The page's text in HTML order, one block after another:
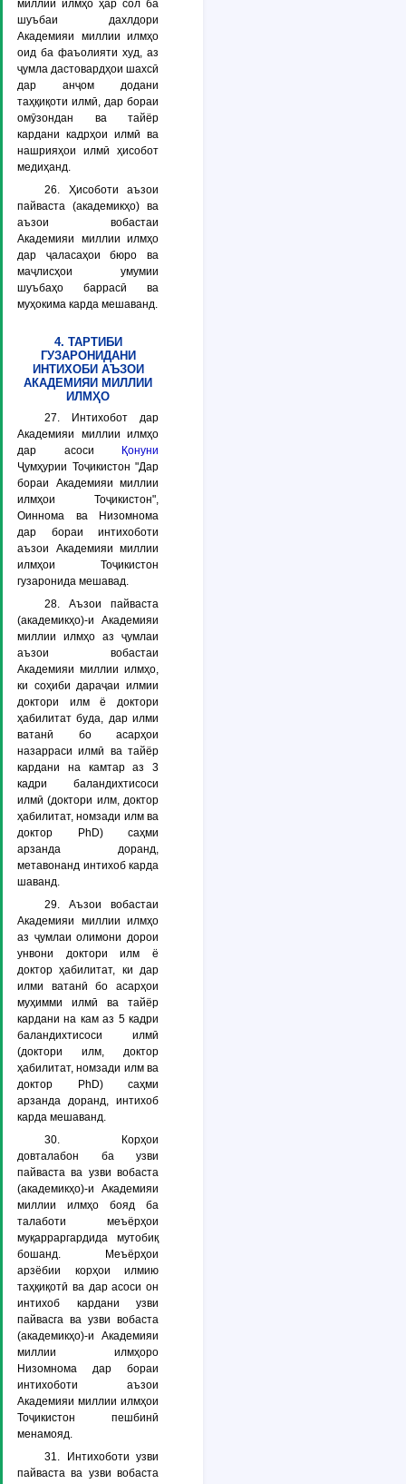
миллии илмҳо ҳар сол ба
шуъбаи дахлдори
Академияи миллии илмҳо
оид ба фаъолияти худ, аз
ҷумла дастовардҳои шахсӣ
дар анҷом додани
таҳқиқоти илмӣ, дар бораи
омӯзондан ва тайёр
кардани кадрҳои илмӣ ва
нашрияҳои илмӣ ҳисобот
медиҳанд.
26. Ҳисоботи аъзои
пайваста (академикҳо) ва
аъзои вобастаи
Академияи миллии илмҳо
дар ҷаласаҳои бюро ва
маҷлисҳои умумии
шуъбаҳо баррасӣ ва
муҳокима карда мешаванд.
4. ТАРТИБИ
ГУЗАРОНИДАНИ
ИНТИХОБИ АЪЗОИ
АКАДЕМИЯИ МИЛЛИИ
ИЛМҲО
27. Интихобот дар
Академияи миллии илмҳо
дар асоси
Қонуни
Ҷумҳурии Тоҷикистон "Дар
бораи Академияи миллии
илмҳои Тоҷикистон",
Оиннома ва Низомнома
дар бораи интихоботи
аъзои Академияи миллии
илмҳои Тоҷикистон
гузаронида мешавад.
28. Аъзои пайваста
(академикҳо)-и Академияи
миллии илмҳо аз ҷумлаи
аъзои вобастаи
Академияи миллии илмҳо,
ки соҳиби дараҷаи илмии
доктори илм ё доктори
ҳабилитат буда, дар илми
ватанӣ бо асарҳои
назарраси илмӣ ва тайёр
кардани на камтар аз 3
кадри баландихтисоси
илмӣ (доктори илм, доктор
ҳабилитат, номзади илм ва
доктор РhD) саҳми
арзанда доранд,
метавонанд интихоб карда
шаванд.
29. Аъзои вобастаи
Академияи миллии илмҳо
аз ҷумлаи олимони дорои
унвони доктори илм ё
доктор ҳабилитат, ки дар
илми ватанӣ бо асарҳои
муҳимми илмӣ ва тайёр
кардани на кам аз 5 кадри
баландихтисоси илмӣ
(доктори илм, доктор
ҳабилитат, номзади илм ва
доктор РhD) саҳми
арзанда доранд, интихоб
карда мешаванд.
30. Корҳои
довталабон ба узви
пайваста ва узви вобаста
(академикҳо)-и Академияи
миллии илмҳо бояд ба
талаботи меъёрҳои
муқарраргардида мутобиқ
бошанд. Меъёрҳои
арзёбии корҳои илмию
таҳқиқотӣ ва дар асоси он
интихоб кардани узви
пайвасга ва узви вобаста
(академикҳо)-и Академияи
миллии илмҳоро
Низомнома дар бораи
интихоботи аъзои
Академияи миллии илмҳои
Тоҷикистон пешбинӣ
менамояд.
31. Интихоботи узви
пайваста ва узви вобаста